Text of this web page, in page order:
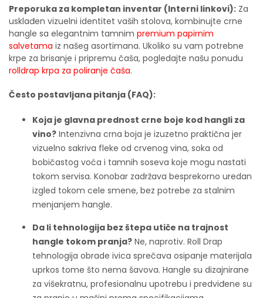
Preporuka za kompletan inventar (Interni linkovi): Za
usklađen vizuelni identitet vaših stolova, kombinujte crne
hangle sa elegantnim tamnim premium papirnim
salvetama iz našeg asortimana. Ukoliko su vam potrebne
krpe za brisanje i pripremu čaša, pogledajte našu ponudu
rolldrap krpa za poliranje čaša.
Često postavljana pitanja (FAQ):
Koja je glavna prednost crne boje kod hangli za
vino? Intenzivna crna boja je izuzetno praktična jer
vizuelno sakriva fleke od crvenog vina, soka od
bobičastog voća i tamnih soseva koje mogu nastati
tokom servisa. Konobar zadržava besprekorno uredan
izgled tokom cele smene, bez potrebe za stalnim
menjanjem hangle.
Da li tehnologija bez štepa utiče na trajnost
hangle tokom pranja? Ne, naprotiv. Roll Drap
tehnologija obrade ivica sprečava osipanje materijala
uprkos tome što nema šavova. Hangle su dizajnirane
za višekratnu, profesionalnu upotrebu i predviđene su